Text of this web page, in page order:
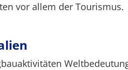
vor allem der Tourismus.